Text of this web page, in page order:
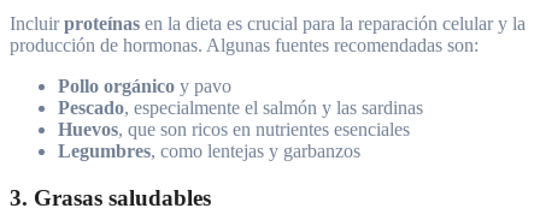
Incluirproteínas en la dieta es crucial para la reparación celular y la
producción de hormonas. Algunas fuentes recomendadas son:
Pollo orgánico y pavo
Pescado, especialmente el salmón y las sardinas
Huevos, que son ricos en nutrientes esenciales
Legumbres, como lentejas y garbanzos
3. Grasas saludables